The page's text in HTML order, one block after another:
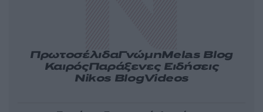
ΠρωτοσέλιδαΓνώμηMelas Blog
ΚαιρόςΠαράξενες Ειδήσεις
Nikos BlogVideos